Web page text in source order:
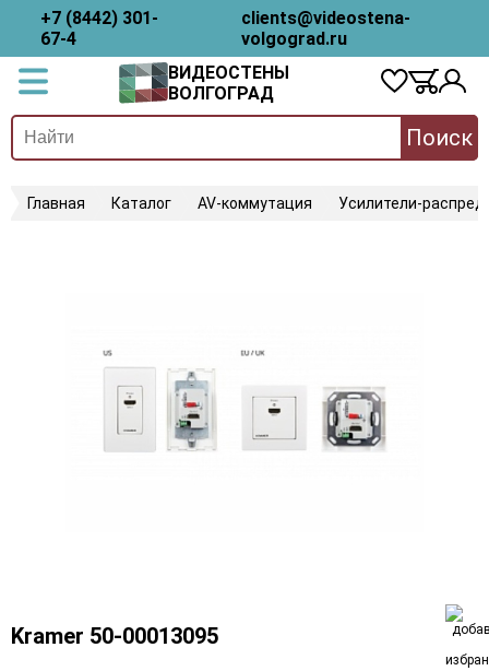
+7 (8442) 301-
67-4
clients@videostena-
volgograd.ru
ВИДЕОСТЕНЫ
ВОЛГОГРАД
Поиск
Главная Каталог AV-коммутация Усилители-
Kramer 50-00013095